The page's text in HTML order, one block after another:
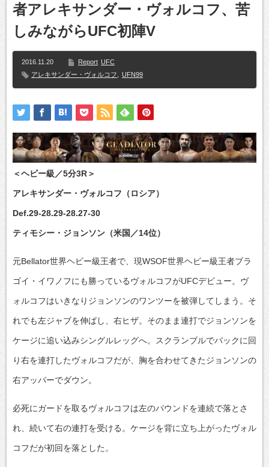
者アレキサンダー・ヴォルコフ、苦
しみながらUFC初陣V
2016.11.20 Report UFC
アレキサンダー・ヴォルコフ
UFN99
＜ヘビー級／5分3R＞
アレキサンダー・ヴォルコフ（ロシア）
Def.29-28.29-28.27-30
ティモシー・ジョンソン（米国／14位）
元Bellator世界ヘビー級王者で、現WSOF世界ヘビー級王者ブラ
ゴイ・イワノフにも勝っているヴォルコフがUFCデビュー。ヴ
ォルコフはいきなりジョンソンのワンツーを被弾してしまう。そ
れでも左ジャブを伸ばし、右ヒザ。そのまま連打でジョンソンを
ケージに追い込みシングルレッグへ。スクランブルでバックに回
り右を連打したヴォルコフだが、胸を合わせてきたジョンソンの
右アッパーでダウン。
必死にガードを取るヴォルコフは左のパウンドを連続で落とさ
れ、続いて右の連打を受ける。ケージを背に立ち上がったヴォル
コフだが初回を落とした。